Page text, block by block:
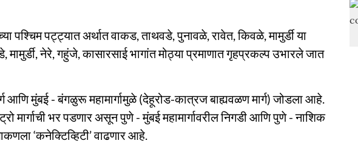
पश्चिम पट्ट्यात अर्थात वाकड, ताथवडे, पुनावळे, रावेत, किवळे, मामुर्डी या
मामुर्डी, नेरे, गहुंजे, कासारसाई भागांत मोठ्या प्रमाणात गृहप्रकल्प उभारले जात
आणि मुंबई - बंगळुरू महामार्गामुळे (देहूरोड-कात्रज बाह्यवळण मार्ग) जोडला आहे.
मार्गाची भर पडणार असून पुणे - मुंबई महामार्गावरील निगडी आणि पुणे - नाशिक
‘कनेक्टिव्हिटी’ वाढणार आहे.